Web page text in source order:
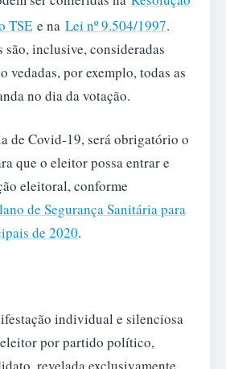
TSE e na Lei nº 9.504/1997.
são, inclusive, consideradas
vedadas, por exemplo, todas as
no dia da votação.
de Covid-19, será obrigatório o
que o eleitor possa entrar e
eleitoral, conforme
de Segurança Sanitária para
de 2020.
individual e silenciosa
por partido político,
revelada exclusivamente